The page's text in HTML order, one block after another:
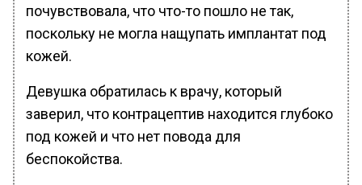
почувствовала, что что-то пошло не так,
поскольку не могла нащупать имплантат под
кожей.
Девушка обратилась к врачу, который
заверил, что контрацептив находится глубоко
под кожей и что нет повода для
беспокойства.